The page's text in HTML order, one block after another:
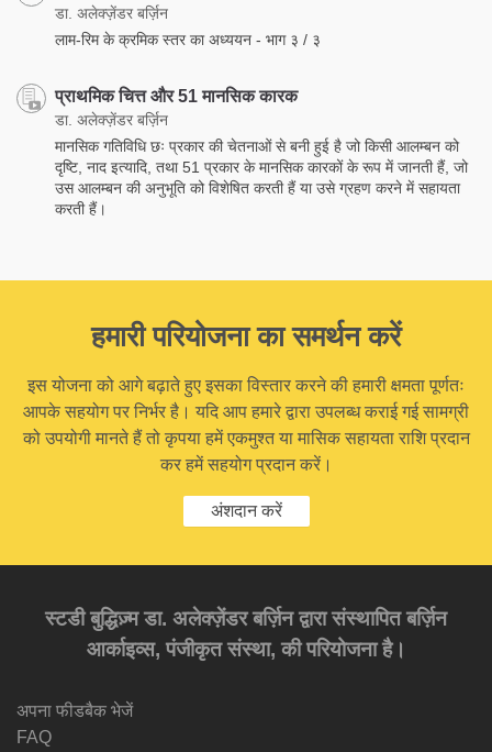
डा. अलेक्ज़ेंडर बर्ज़िन
लाम-रिम के क्रमिक स्तर का अध्ययन - भाग ३ / ३
प्राथमिक चित्त और 51 मानसिक कारक
डा. अलेक्ज़ेंडर बर्ज़िन
मानसिक गतिविधि छः प्रकार की चेतनाओं से बनी हुई है जो किसी आलम्बन को
दृष्टि, नाद इत्यादि, तथा 51 प्रकार के मानसिक कारकों के रूप में जानती हैं, जो
उस आलम्बन की अनुभूति को विशेषित करती हैं या उसे ग्रहण करने में सहायता
करती हैं।
हमारी परियोजना का समर्थन करें
इस योजना को आगे बढ़ाते हुए इसका विस्तार करने की हमारी क्षमता पूर्णतः
आपके सहयोग पर निर्भर है। यदि आप हमारे द्वारा उपलब्ध कराई गई सामग्री
को उपयोगी मानते हैं तो कृपया हमें एकमुश्त या मासिक सहायता राशि प्रदान
कर हमें सहयोग प्रदान करें।
अंशदान करें
स्टडी बुद्धिज़्म डा. अलेक्ज़ेंडर बर्ज़िन द्वारा संस्थापित बर्ज़िन
आर्काइव्स, पंजीकृत संस्था, की परियोजना है।
अपना फीडबैक भेजें
FAQ